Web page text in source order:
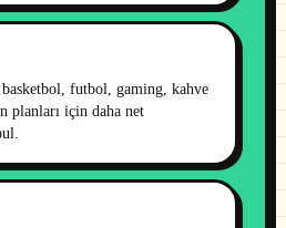
futbol, gaming, kahve
planları için daha net